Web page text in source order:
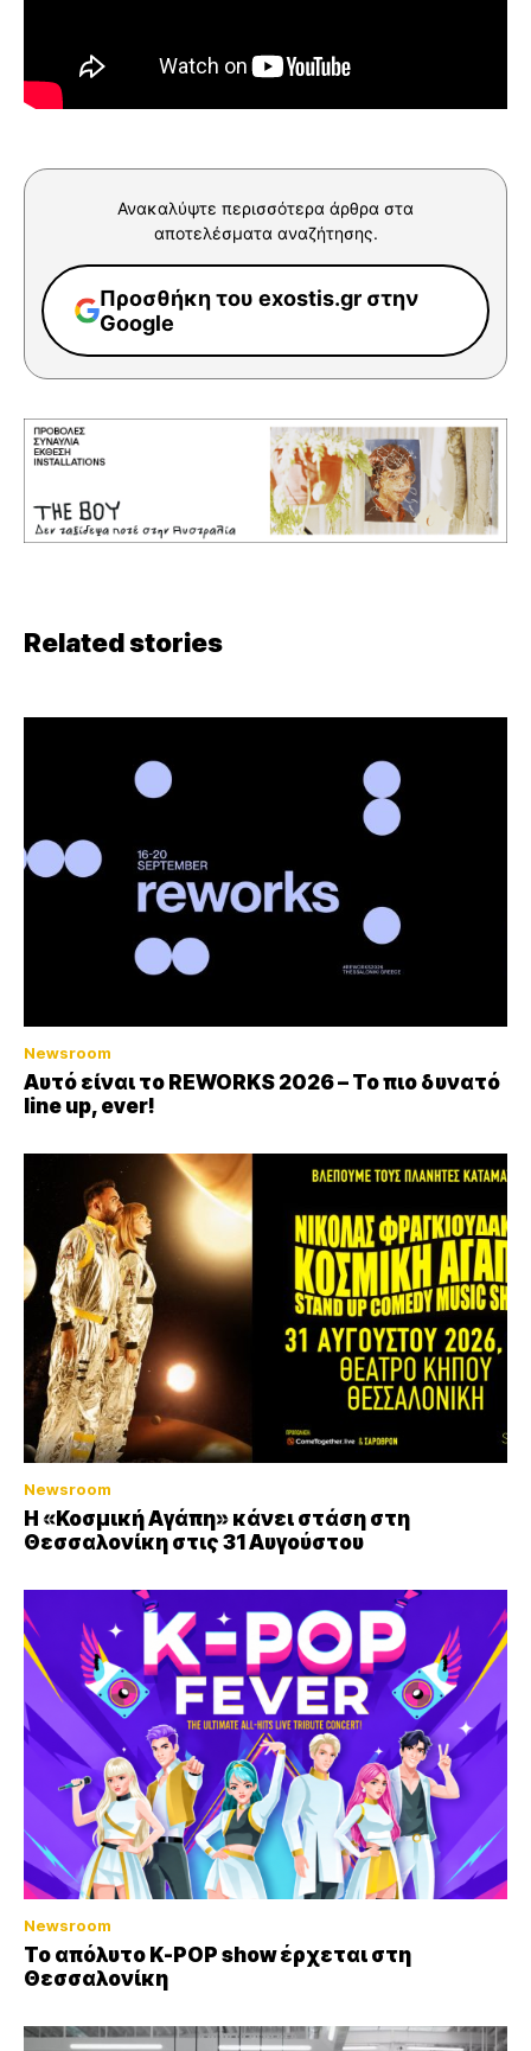
Ανακαλύψτε περισσότερα άρθρα στα
αποτελέσματα αναζήτησης.
Προσθήκη του exostis.gr στην
Google
Related stories
Newsroom
Αυτό είναι το REWORKS 2026 – Το πιο δυνατό
line up, ever!
Newsroom
Η «Κοσμική Αγάπη» κάνει στάση στη
Θεσσαλονίκη στις 31 Αυγούστου
Newsroom
Το απόλυτο K-POP show έρχεται στη
Θεσσαλονίκη